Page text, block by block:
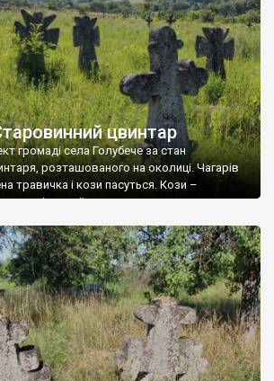
цвинтар
громаді села Голубече за стан
розташованого на околиці. Чагарів
травичка і кози пасуться. Кози –
шкідливої, для старих кладовищ,
бруньки обгризають, бо то улюблений
у Голубечому ціла колекція
хрестів. Село відносно невелике, […]